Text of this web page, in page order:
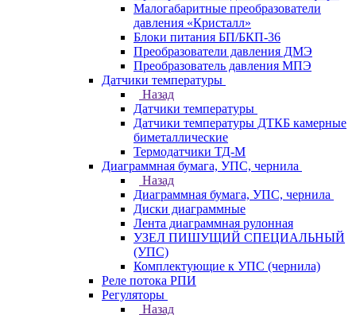
Малогабаритные преобразователи
давления «Кристалл»
Блоки питания БП/БКП-36
Преобразователи давления ДМЭ
Преобразователь давления МПЭ
Датчики температуры
Назад
Датчики температуры
Датчики температуры ДТКБ камерные
биметаллические
Термодатчики ТД-М
Диаграммная бумага, УПС, чернила
Назад
Диаграммная бумага, УПС, чернила
Диски диаграммные
Лента диаграммная рулонная
УЗЕЛ ПИШУЩИЙ СПЕЦИАЛЬНЫЙ
(УПС)
Комплектующие к УПС (чернила)
Реле потока РПИ
Регуляторы
Назад